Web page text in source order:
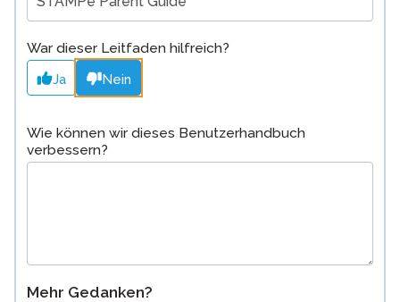
War dieser Leitfaden hilfreich?
Ja Nein
Wie können wir dieses Benutzerhandbuch
verbessern?
Mehr Gedanken?